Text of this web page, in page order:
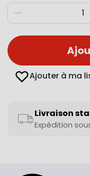
Diminuer
Ajouter à ma
Livraison
Expédition